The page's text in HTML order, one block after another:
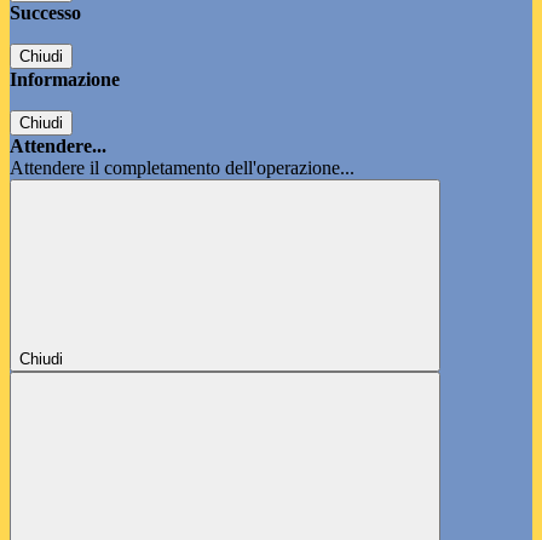
Successo
Chiudi
Informazione
Chiudi
Attendere...
Attendere il completamento dell'operazione...
Chiudi